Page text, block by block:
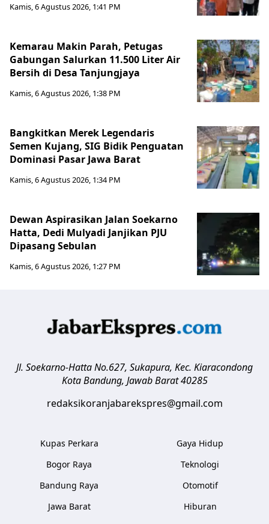
Kamis, 6 Agustus 2026, 1:41 PM
Kemarau Makin Parah, Petugas
Gabungan Salurkan 11.500 Liter Air
Bersih di Desa Tanjungjaya
Kamis, 6 Agustus 2026, 1:38 PM
Bangkitkan Merek Legendaris
Semen Kujang, SIG Bidik Penguatan
Dominasi Pasar Jawa Barat
Kamis, 6 Agustus 2026, 1:34 PM
Dewan Aspirasikan Jalan Soekarno
Hatta, Dedi Mulyadi Janjikan PJU
Dipasang Sebulan
Kamis, 6 Agustus 2026, 1:27 PM
Jl. Soekarno-Hatta No.627, Sukapura, Kec. Kiaracondong
Kota Bandung, Jawab Barat 40285
redaksikoranjabarekspres@gmail.com
Kupas Perkara
Bogor Raya
Bandung Raya
Jawa Barat
Gaya Hidup
Teknologi
Otomotif
Hiburan